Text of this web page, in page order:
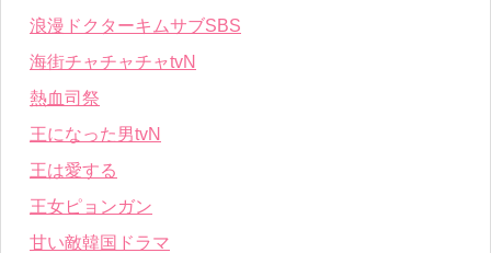
浪漫ドクターキムサブSBS
海街チャチャチャtvN
熱血司祭
王になった男tvN
王は愛する
王女ピョンガン
甘い敵韓国ドラマ